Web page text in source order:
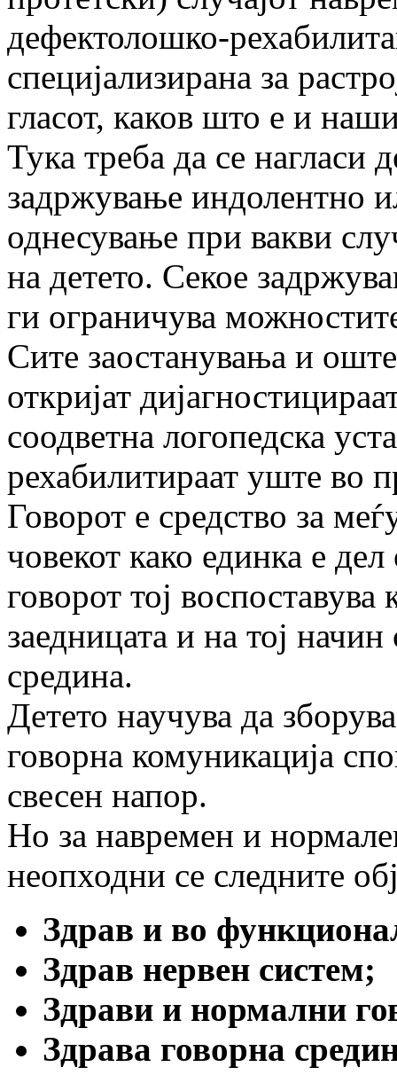
дефектолошко-
специјализирана за
гласот, каков што е и
Тука треба да се нагласи
задржување индолентно
однесување при вакви
на детето. Секое
ги ограничува
Сите заостанувања и
откријат
соодветна логопедска
рехабилитираат уште во
Говорот е средство за
човекот како единка е
говорот тој
заедницата и на тој
средина.
Детето научува да
говорна комуникација
свесен напор.
Но за навремен и
неопходни се следните
Здрав и во
Здрав нервен систем;
Здрави и нормални
Здрава говорна